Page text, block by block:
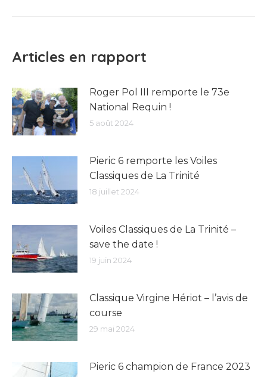
Articles en rapport
Roger Pol III remporte le 73e
National Requin !
5 août 2024
Pieric 6 remporte les Voiles
Classiques de La Trinité
18 juillet 2024
Voiles Classiques de La Trinité –
save the date !
19 juin 2024
Classique Virgine Hériot – l’avis de
course
29 mai 2024
Pieric 6 champion de France 2023